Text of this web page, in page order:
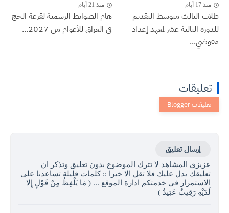
منذ 17 أيام
طلاب الثالث متوسط التقديم
للدورة الثالثة عشر لمعهد إعداد
مفوضي...
منذ 21 أيام
هام الضوابط الرسمية لقرعة الحج
في العراق للأعوام من 2027...
تعليقات
إرسال تعليق
عزيزي المشاهد لا تترك الموضوع بدون تعليق وتذكر ان
تعليقك يدل عليك فلا تقل الا خيرا :: كلمات قليلة تساعدنا على
الاستمرار في خدمتكم ادارة الموقع ... ( مَا يَلْفِظُ مِنْ قَوْلٍ إِلا
لَدَيْهِ رَقِيبٌ عَتِيدٌ )